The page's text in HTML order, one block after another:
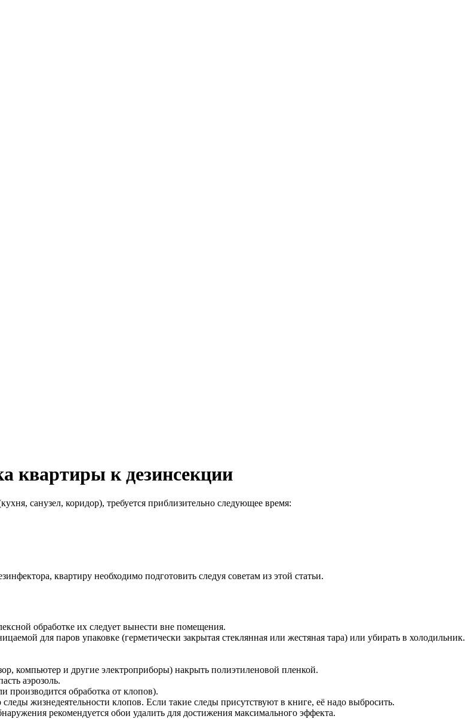
квартиры к дезинсекции
санузел, коридор), требуется приблизительно следующее время:
квартиру необходимо подготовить следуя советам из этой статьи.
обработке их следует вынести вне помещения.
для паров упаковке (герметически закрытая стеклянная или жестяная тара) или убирать в холодильник.
компьютер и другие электроприборы) накрыть полиэтиленовой пленкой.
аэрозоль.
обработка от клопов).
следы жизнедеятельности клопов. Если такие следы присутствуют в книге, её надо выбросить.
рекомендуется обои удалить для достижения максимального эффекта.